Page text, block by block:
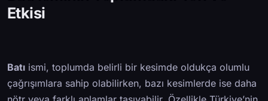
Etkisi
Batı ismi, toplumda belirli bir kesimde oldukça olumlu
çağrışımlara sahip olabilirken, bazı kesimlerde ise daha